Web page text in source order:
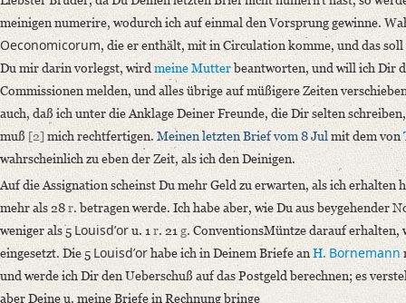
Notations: Empfangsort erschlossen.
Manuscript
Provider: Dresden, Sächsische Landesbibliothek - Staats- und
OAI Id: DE-1a-34097
Classification Number: Mscr.Dresd.e.90,XIX,Bd.23,Nr.61
Number of Pages: 4S., hs. m. U.
Format: 19,2 x 11,6 cm
Incipit: „[1] VI
Hannover
d. 15 Jul. 1791
Liebster Bruder, da Du Deinen letzten Brief nicht numerirt hast, so
Language
meinigen numerire, wodurch ich auf einmal den Vorsprung gewinne.
Oeconomicorum, die er enthält, mit in Circulation komme, und das soll
Du mir darin vorlegst, wird meine Mutterbeantworten, und will ich Dir
Commissionen melden, und alles übrige auf müßigere Zeiten
auch, daß ich unter die Anklage Deiner Freunde, die Dir selten
muß [2] mich rechtfertigen. Meinen letzten Brief vom 8 Jul mit dem von
wahrscheinlich zu eben der Zeit, als ich den Deinigen.
Auf die Assignation scheinst Du mehr Geld zu erwarten, als ich erhalten
mehr als 28r. betragen werde. Ich habe aber, wie Du aus beygehender
weniger als 5 Louisdʼoru. 1 r. 21 g. ConventionsMüntze darauf erhalten,
eingesetzt. Die 5 Louisdʼorhabe ich in Deinem Briefe anH. Bornemann
und werde ich Dir den Ueberschuß auf das Postgeld berechnen; es
aber Deine u. meine Briefe in Rechnung bringe